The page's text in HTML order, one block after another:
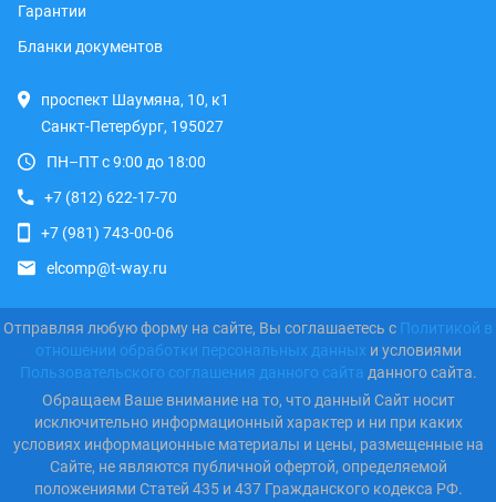
Гарантии
Бланки документов
проспект Шаумяна, 10, к1
Санкт-Петербург, 195027
ПН–ПТ с 9:00 до 18:00
+7 (812) 622-17-70
+7 (981) 743-00-06
elcomp@t-way.ru
Отправляя любую форму на сайте, Вы соглашаетесь с Политикой в
отношении обработки персональных данных и условиями
Пользовательского соглашения данного сайта данного сайта.
Обращаем Ваше внимание на то, что данный Сайт носит
исключительно информационный характер и ни при каких
условиях информационные материалы и цены, размещенные на
Сайте, не являются публичной офертой, определяемой
положениями Статей 435 и 437 Гражданского кодекса РФ.